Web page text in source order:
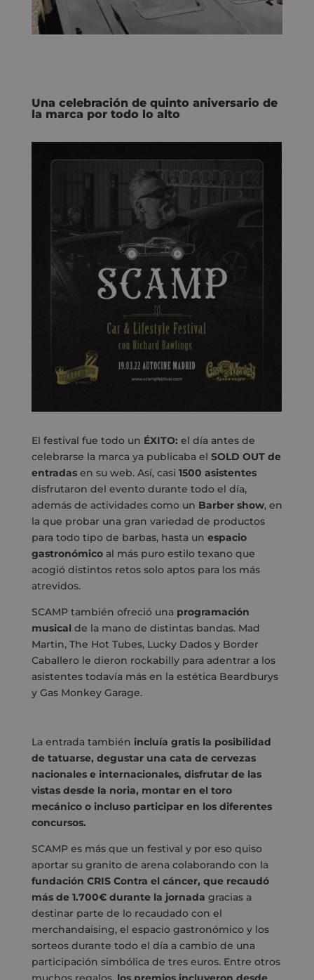
Una celebración de quinto aniversario de
la marca por todo lo alto
El festival fue todo un ÉXITO: el día antes de
celebrarse la marca ya publicaba el SOLD OUT de
entradasen su web. Así, casi 1500 asistentes
disfrutaron del evento durante todo el día,
además de actividades como un Barber show, en
la que probar una gran variedad de productos
para todo tipo de barbas, hasta un espacio
gastronómicoal más puro estilo texano que
acogió distintos retos solo aptos para los más
atrevidos.
SCAMP también ofreció una programación
musical de la mano de distintas bandas. Mad
Martin, The Hot Tubes, Lucky Dados y Border
Caballero le dieron rockabilly para adentrar a los
asistentes todavía más en la estética Beardburys
y Gas Monkey Garage.
La entrada también incluía gratis la posibilidad
de tatuarse, degustar una cata de cervezas
nacionales e internacionales, disfrutar de las
vistas desde la noria, montar en el toro
mecánico o incluso participar en los diferentes
concursos.
SCAMP es más que un festival y por eso quiso
aportar su granito de arena colaborando con la
fundación CRIS Contra el cáncer, que recaudó
más de 1.700€ durante la jornada gracias a
destinar parte de lo recaudado con el
merchandaising, el espacio gastronómico y los
sorteos durante todo el día a cambio de una
participación simbólica de tres euros. Entre otros